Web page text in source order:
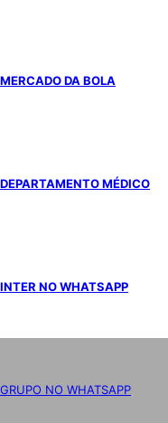
MERCADO DA BOLA
DEPARTAMENTO MÉDICO
INTER NO WHATSAPP
GRUPO NO WHATSAPP